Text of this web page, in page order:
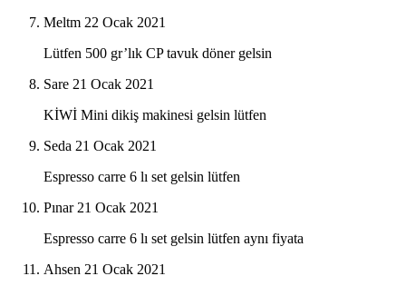
Meltm 22 Ocak 2021
Lütfen 500 gr’lık CP tavuk döner gelsin
Sare 21 Ocak 2021
KİWİ Mini dikiş makinesi gelsin lütfen
Seda 21 Ocak 2021
Espresso carre 6 lı set gelsin lütfen
Pınar 21 Ocak 2021
Espresso carre 6 lı set gelsin lütfen aynı fiyata
Ahsen 21 Ocak 2021